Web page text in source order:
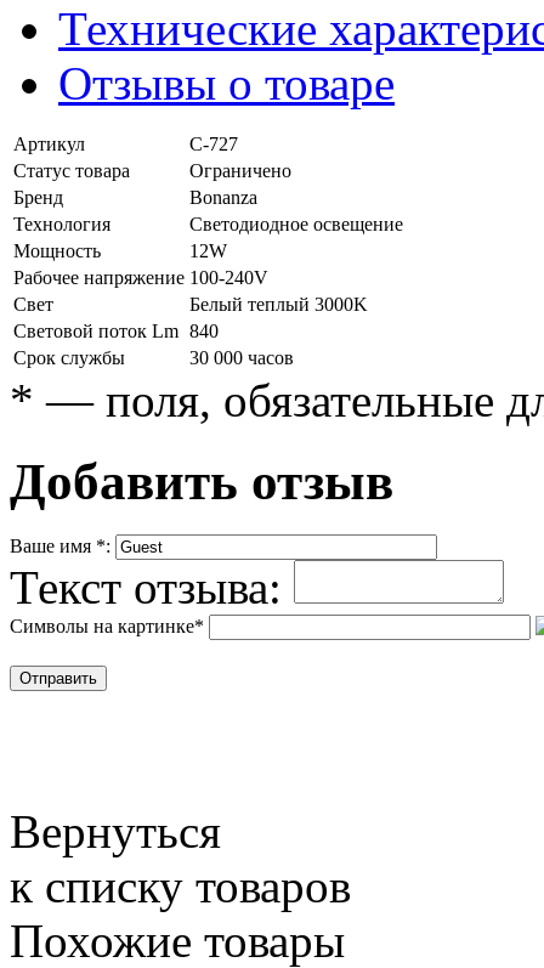
Технические
Отзывы о товаре
Артикул
C-727
Статус товара
Ограничено
Бренд
Bonanza
Технология
Светодиодное освещение
Мощность
12W
Рабочее напряжение 100-240V
Свет
Белый теплый 3000K
Световой поток Lm 840
Срок службы
30 000 часов
* — поля, обязательные
Добавить отзыв
Ваше имя *:
Текст отзыва:
Символы на картинке*
Вернуться
к списку товаров
Похожие товары